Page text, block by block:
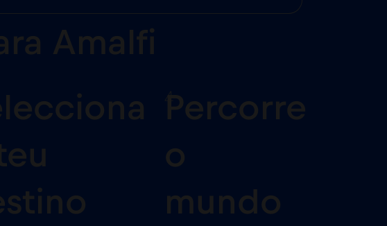
Amalfi
4Percorre
o
mundo